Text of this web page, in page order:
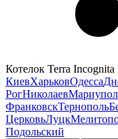
Котелок Terra
КиевХарьковОдесса
РогНиколаев
ФранковскТернополь
ЦерковьЛуцк
Подольский